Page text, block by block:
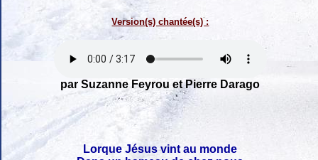
Version(s) chantée(s) :
par Suzanne Feyrou et Pierre Darago
Lorque Jésus vint au monde